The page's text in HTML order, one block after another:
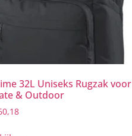
32L Uniseks Rugzak voor
& Outdoor